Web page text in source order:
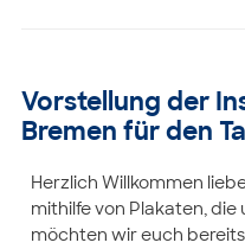
Vorstellung der
Bremen für den
Herzlich Willkommen
mithilfe von Plakaten,
möchten wir euch